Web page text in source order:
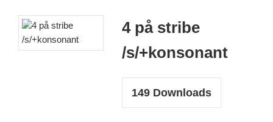
4 på stribe
/s/+konsonant
149Downloads